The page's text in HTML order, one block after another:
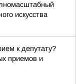
искусства
к депутату?
приемов и